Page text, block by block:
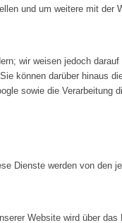
und um weitere mit der
wir weisen jedoch
können darüber hinaus
sowie die Verarbeitung
Dienste werden von den
Website wird über das